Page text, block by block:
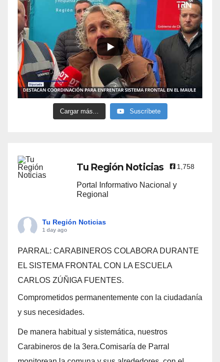
Cargar más... Suscríbete
Tu Región Noticias 1,758
Portal Informativo Nacional y
Regional
Tu Región Noticias
1 day ago
PARRAL: CARABINEROS COLABORA DURANTE
EL SISTEMA FRONTAL CON LA ESCUELA
CARLOS ZÚÑIGA FUENTES.
Comprometidos permanentemente con la ciudadanía
y sus necesidades.
De manera habitual y sistemática, nuestros
Carabineros de la 3era.Comisaría de Parral